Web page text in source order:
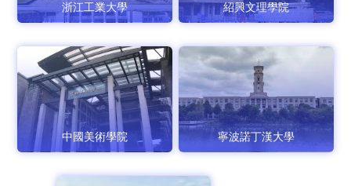
浙江工業大學 紹興文理學院
中國美術學院 寧波諾丁漢大學